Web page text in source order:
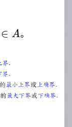
∈ A。